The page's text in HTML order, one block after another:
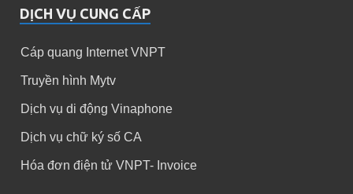
DỊCH VỤ CUNG CẤP
Cáp quang Internet VNPT
Truyền hình Mytv
Dịch vụ di động Vinaphone
Dịch vụ chữ ký số CA
Hóa đơn điện tử VNPT- Invoice